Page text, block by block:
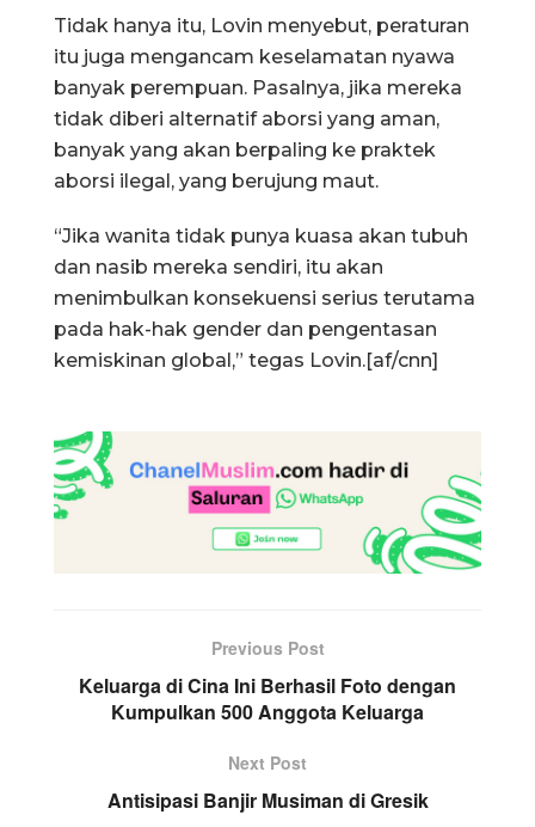
Tidak hanya itu, Lovin menyebut, peraturan
itu juga mengancam keselamatan nyawa
banyak perempuan. Pasalnya, jika mereka
tidak diberi alternatif aborsi yang aman,
banyak yang akan berpaling ke praktek
aborsi ilegal, yang berujung maut.
“Jika wanita tidak punya kuasa akan tubuh
dan nasib mereka sendiri, itu akan
menimbulkan konsekuensi serius terutama
pada hak-hak gender dan pengentasan
kemiskinan global,” tegas Lovin.[af/cnn]
Previous Post
Keluarga di Cina Ini Berhasil Foto dengan
Kumpulkan 500 Anggota Keluarga
Next Post
Antisipasi Banjir Musiman di Gresik